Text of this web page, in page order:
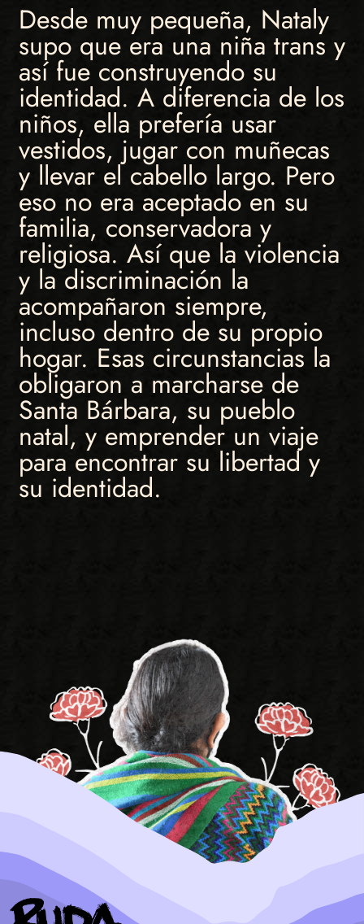
Desde muy pequeña, Nataly
supo que era una niña trans y
así fue construyendo su
identidad. A diferencia de los
niños, ella prefería usar
vestidos, jugar con muñecas
y llevar el cabello largo. Pero
eso no era aceptado en su
familia, conservadora y
religiosa. Así que la violencia
y la discriminación la
acompañaron siempre,
incluso dentro de su propio
hogar. Esas circunstancias la
obligaron a marcharse de
Santa Bárbara, su pueblo
natal, y emprender un viaje
para encontrar su libertad y
su identidad.